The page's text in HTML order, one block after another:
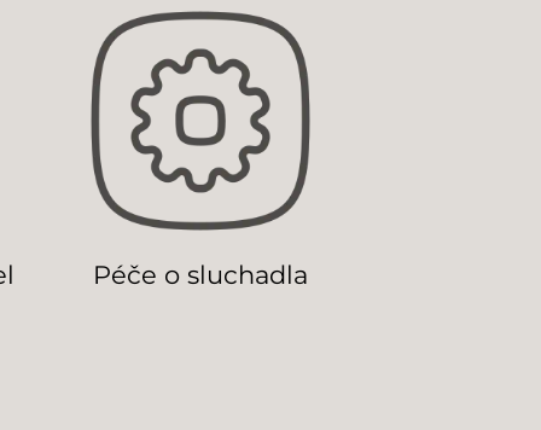
Péče o sluchadla